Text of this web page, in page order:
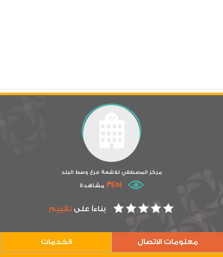
مركز المصطفي للاشعة فرع وسط البلد
3451 مشاهدة
بناءاً علىتقييم
معلومات الاتصال الخدمات